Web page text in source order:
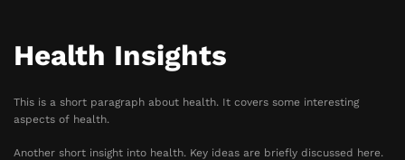
Health Insights
This is a short paragraph about health. It covers some interesting
aspects of health.
Another short insight into health. Key ideas are briefly discussed here.